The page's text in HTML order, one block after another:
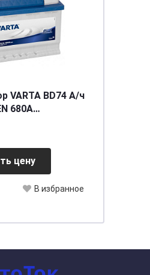
VARTA BD74 А/ч
680A
цену
В избранное